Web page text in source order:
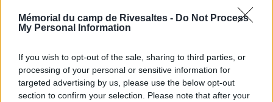
Mémorial du camp de Rivesaltes - Do Not Process
My Personal Information
If you wish to opt-out of the sale, sharing to third parties, or
processing of your personal or sensitive information for
targeted advertising by us, please use the below opt-out
section to confirm your selection. Please note that after your
L’exposition du Mémorial du Camp de
des artistes juifs qui trouvèrent ici un décor
à l’échelle de leur art avant que la guerre
ne les contraigne à la fuite ou à la cache